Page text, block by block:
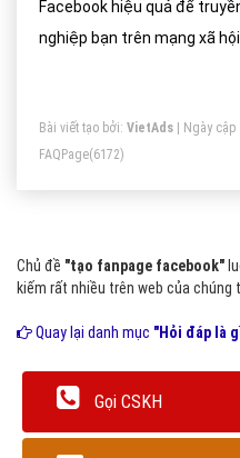
Facebook hiệu quả để
nghiệp bạn trên mạng xã
Bài viết tạo bởi: VietAds | Ngày cập
FAQPage(6172)
Chủ đề "tạo fanpage facebook"
kiếm rất nhiều trên web của chúng
Quay lại danh mục "Hỏi đáp là
Gọi CSKH